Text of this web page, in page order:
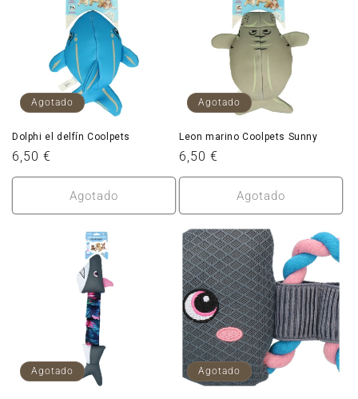
Agotado
Dolphi el delfín Coolpets
Precio
habitual
6,50 €
Agotado
Agotado
Leon marino Coolpets Sunny
Precio
habitual
6,50 €
Agotado
Agotado Agotado